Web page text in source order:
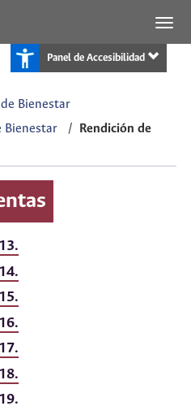
Panel de Accesibilidad
Bienestar
Bienestar /
Rendición de